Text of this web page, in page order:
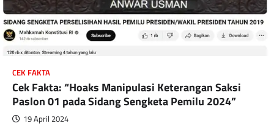
CEK FAKTA
Cek Fakta: “Hoaks Manipulasi Keterangan Saksi
Paslon 01 pada Sidang Sengketa Pemilu 2024”
19 April 2024